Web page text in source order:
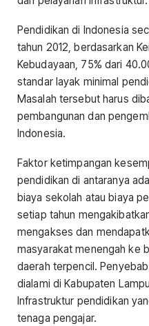
Pendidikan di Indonesia
tahun 2012, berdasarkan
Kebudayaan, 75% dari
standar layak minimal
Masalah tersebut harus
pembangunan dan
Indonesia.
Faktor ketimpangan
pendidikan di antaranya
biaya sekolah atau biaya
setiap tahun
mengakses dan
masyarakat menengah ke
daerah terpencil.
dialami di Kabupaten
Infrastruktur pendidikan
tenaga pengajar.